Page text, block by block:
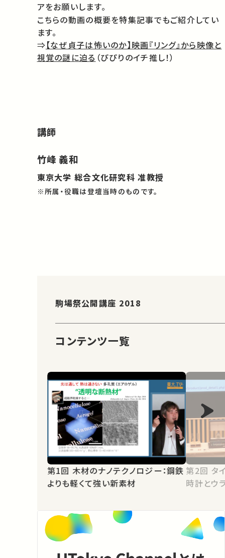
アをお願いします。
こちらの動画の概要を特集記事でもご紹介してい
ます。
⇒【なぜ貞子は怖いのか】映画『リング』から映像と
視覚の謎に迫る （ぴぴりのイチ推し！）
講師
竹峰 義和
東京大学 総合文化研究科 准教授
※所属・役職は登壇当時のものです。
駒場祭公開講座 2018
コンテンツ一覧
第1回 木材のナノテクノロジー：鋼鉄
よりも軽くて強い新素材
第2回 タイムマシンは可能か？：原子
時計とウ